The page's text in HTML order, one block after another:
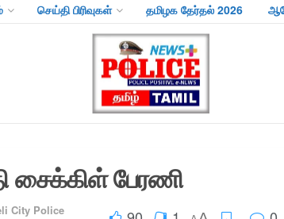
செய்தி பிரிவுகள் தமிழக தேர்தல் 2026
சைக்கிள் பேரணி
City Police